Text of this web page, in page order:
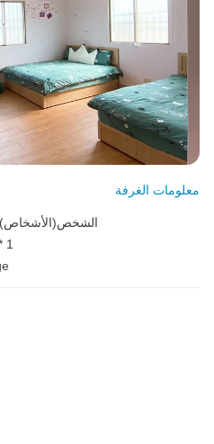
معلومات الغرفة
1~3 الشخص(الأشخاص)
1